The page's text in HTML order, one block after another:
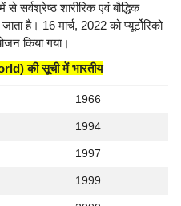
से सर्वश्रेष्ठ शारीरिक एवं बौद्धिक
है। 16 मार्च, 2022 को प्यूर्टोरिको
किया गया।
की सूची में भारतीय
1966
1994
1997
1999